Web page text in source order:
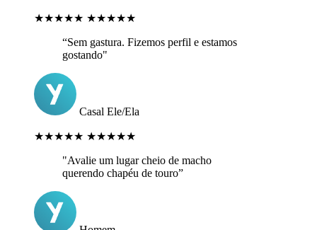
★★★★★ ★★★★★
“Sem gastura. Fizemos perfil e estamos
gostando"
Casal Ele/Ela
★★★★★ ★★★★★
"Avalie um lugar cheio de macho
querendo chapéu de touro”